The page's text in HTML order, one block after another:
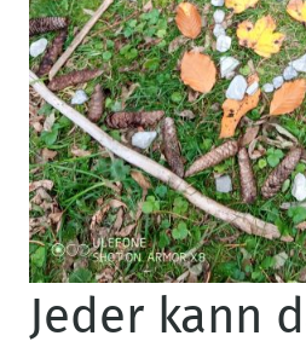
Jeder kann